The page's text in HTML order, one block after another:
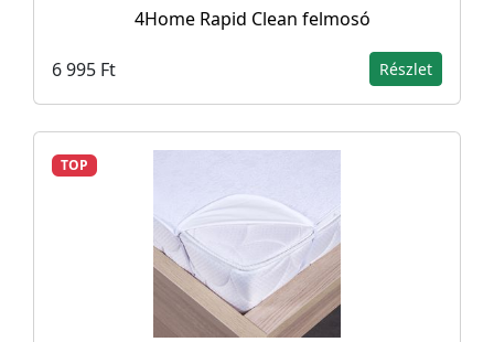
4Home Rapid Clean felmosó
6 995 Ft Részlet
TOP